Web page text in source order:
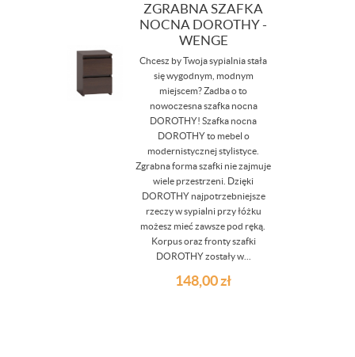
ZGRABNA SZAFKA
NOCNA DOROTHY -
WENGE
Chcesz by Twoja sypialnia stała
się wygodnym, modnym
miejscem? Zadba o to
nowoczesna szafka nocna
DOROTHY! Szafka nocna
DOROTHY to mebel o
modernistycznej stylistyce.
Zgrabna forma szafki nie zajmuje
wiele przestrzeni. Dzięki
DOROTHY najpotrzebniejsze
rzeczy w sypialni przy łóżku
możesz mieć zawsze pod ręką.
Korpus oraz fronty szafki
DOROTHY zostały w...
148,00zł